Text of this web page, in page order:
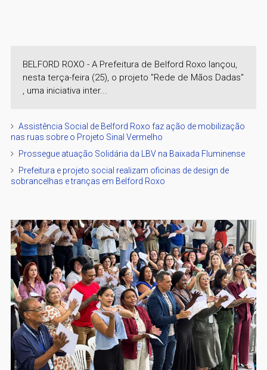
BELFORD ROXO - A Prefeitura de Belford Roxo lançou,
nesta terça-feira (25), o projeto "Rede de Mãos Dadas"
, uma iniciativa inter...
Assistência Social de Belford Roxo faz ação de mobilização
nas ruas sobre o Projeto Sinal Vermelho
Prossegue atuação Solidária da LBV na Baixada Fluminense
Prefeitura e projeto social realizam oficinas de design de
sobrancelhas e tranças em Belford Roxo